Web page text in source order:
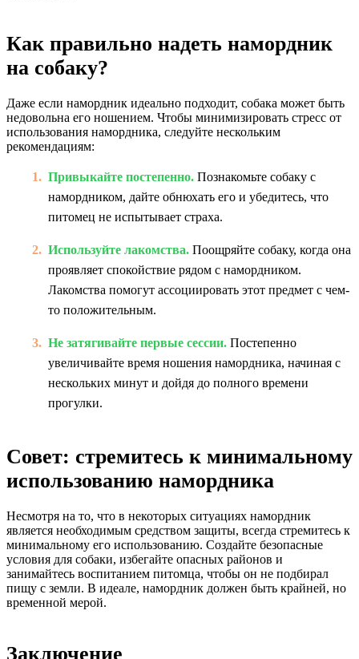
Как правильно надеть намордник
на собаку?
Даже если намордник идеально подходит, собака может быть
недовольна его ношением. Чтобы минимизировать стресс от
использования намордника, следуйте нескольким
рекомендациям:
Привыкайте постепенно. Познакомьте собаку с
намордником, дайте обнюхать его и убедитесь, что
питомец не испытывает страха.
Используйте лакомства. Поощряйте собаку, когда она
проявляет спокойствие рядом с намордником.
Лакомства помогут ассоциировать этот предмет с чем-
то положительным.
Не затягивайте первые сессии. Постепенно
увеличивайте время ношения намордника, начиная с
нескольких минут и дойдя до полного времени
прогулки.
Совет: стремитесь к минимальному
использованию намордника
Несмотря на то, что в некоторых ситуациях намордник
является необходимым средством защиты, всегда стремитесь к
минимальному его использованию. Создайте безопасные
условия для собаки, избегайте опасных районов и
занимайтесь воспитанием питомца, чтобы он не подбирал
пищу с земли. В идеале, намордник должен быть крайней, но
временной мерой.
Заключение